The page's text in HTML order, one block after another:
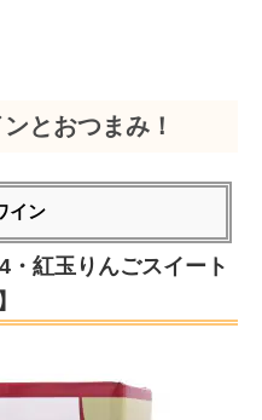
とおつまみ！
イン
紅玉りんごスイート